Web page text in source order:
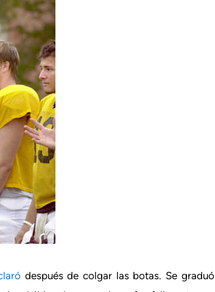
después de colgar las botas. Se